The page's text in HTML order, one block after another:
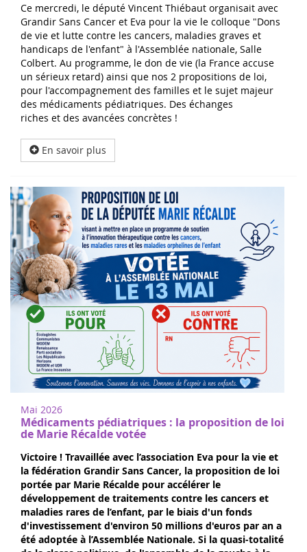
Ce mercredi, le député Vincent Thiébaut organisait avec
Grandir Sans Cancer et Eva pour la vie le colloque "Dons
de vie et lutte contre les cancers, maladies graves et
handicaps de l'enfant" à l'Assemblée nationale, Salle
Colbert. Au programme, le don de vie (la France accuse
un sérieux retard) ainsi que nos 2 propositions de loi,
pour l'accompagnement des familles et le sujet majeur
des médicaments pédiatriques. Des échanges
riches et des avancées concrètes !
En savoir plus
Mai 2026
Médicaments pédiatriques : la proposition de loi
de Marie Récalde votée
Victoire ! Travaillée avec l’association Eva pour la vie et
la fédération Grandir Sans Cancer, la proposition de loi
portée par Marie Récalde pour accélérer le
développement de traitements contre les cancers et
maladies rares de l’enfant, par le biais d'un fonds
d'investissement d'environ 50 millions d'euros par an a
été adoptée à l’Assemblée Nationale. Si la quasi-totalité